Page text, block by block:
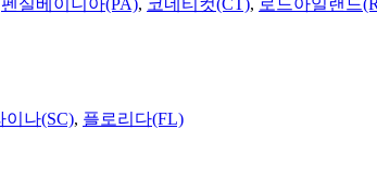
펜실베이니아(PA), 코네티컷(CT), 로드아일랜드
이나(SC), 플로리다(FL)